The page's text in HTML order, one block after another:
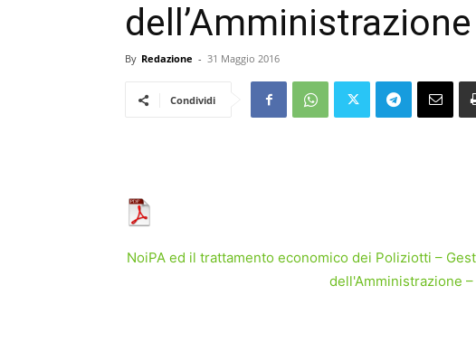
By Redazione - 31 Maggio 2016
Condividi
NoiPA ed il trattamento economico dei Poliziotti –
dell'Amministrazione –